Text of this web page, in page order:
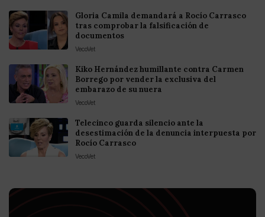
Gloria Camila demandará a Rocío Carrasco
tras comprobar la falsificación de
documentos
VecoVet
Kiko Hernández humillante contra Carmen
Borrego por vender la exclusiva del
embarazo de su nuera
VecoVet
Telecinco guarda silencio ante la
desestimación de la denuncia interpuesta por
Rocío Carrasco
VecoVet